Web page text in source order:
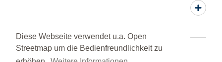
Diese Webseite verwendet u.a. Open
Streetmap um die Bedienfreundlichkeit zu
Adressen